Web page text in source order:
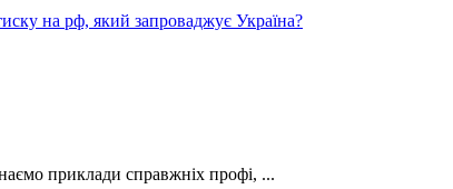
на рф, який запроваджує Україна?
приклади справжніх профі, ...